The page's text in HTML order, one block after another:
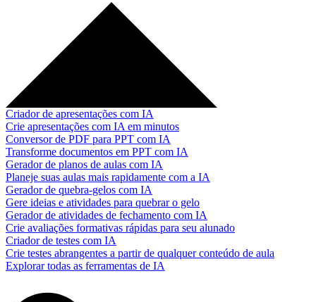
Criador de apresentações com IA
Crie apresentações com IA em minutos
Conversor de PDF para PPT com IA
Transforme documentos em PPT com IA
Gerador de planos de aulas com IA
Planeje suas aulas mais rapidamente com a IA
Gerador de quebra-gelos com IA
Gere ideias e atividades para quebrar o gelo
Gerador de atividades de fechamento com IA
Crie avaliações formativas rápidas para seu alunado
Criador de testes com IA
Crie testes abrangentes a partir de qualquer conteúdo de aula
Explorar todas as ferramentas de IA